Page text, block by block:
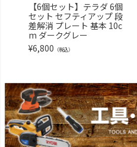
【6個セット】テラダ 6個
セット セフティアップ 段
差解消 プレート 基本 10c
m ダークグレー
¥6,800 （税込）